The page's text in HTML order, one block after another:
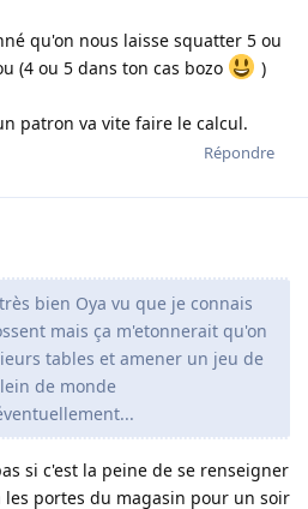
qu'on nous laisse squatter 5 ou
(4 ou 5 dans ton cas bozo
)
patron va vite faire le calcul.
Répondre
bien Oya vu que je connais
mais ça m'etonnerait qu'on
tables et amener un jeu de
de monde
si c'est la peine de se renseigner
les portes du magasin pour un soir